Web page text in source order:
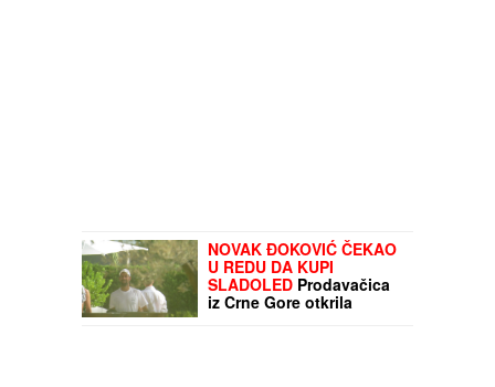
NOVAK ĐOKOVIĆ ČEKAO
U REDU DA KUPI
SLADOLED Prodavačica
iz Crne Gore otkrila